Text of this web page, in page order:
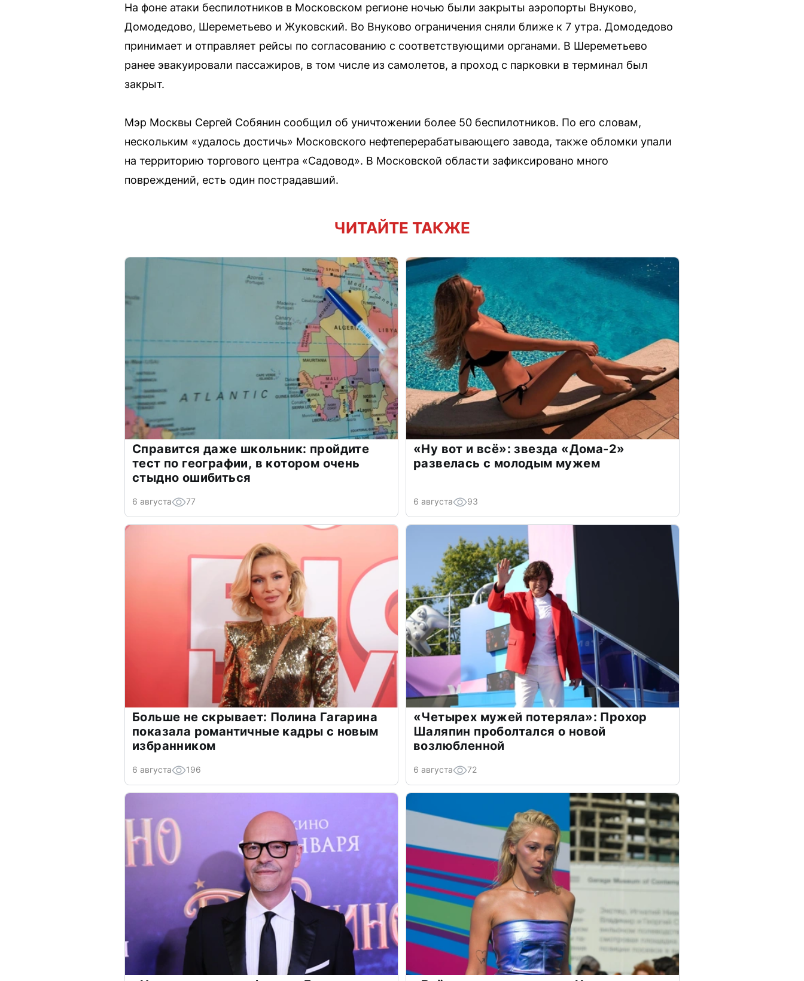
На фоне атаки беспилотников в Московском регионе ночью были закрыты аэропорты Внуково,
Домодедово, Шереметьево и Жуковский. Во Внуково ограничения сняли ближе к 7 утра. Домодедово
принимает и отправляет рейсы по согласованию с соответствующими органами. В Шереметьево
ранее эвакуировали пассажиров, в том числе из самолетов, а проход с парковки в терминал был
закрыт.
Мэр Москвы Сергей Собянин сообщил об уничтожении более 50 беспилотников. По его словам,
нескольким «удалось достичь» Московского нефтеперерабатывающего завода, также обломки упали
на территорию торгового центра «Садовод». В Московской области зафиксировано много
повреждений, есть один пострадавший.
ЧИТАЙТЕ ТАКЖЕ
Справится даже школьник: пройдите
тест по географии, в котором очень
стыдно ошибиться
6 августа 77
«Ну вот и всё»: звезда «Дома-2»
развелась с молодым мужем
6 августа 93
Больше не скрывает: Полина Гагарина
показала романтичные кадры с новым
избранником
6 августа 196
«Четырех мужей потеряла»: Прохор
Шаляпин проболтался о новой
возлюбленной
6 августа 72